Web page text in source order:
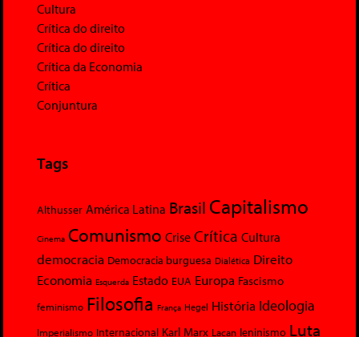
Cultura
Crítica do direito
Crítica do direito
Crítica da Economia
Crítica
Conjuntura
Tags
Althusser América Latina Brasil Capitalismo
Cinema Comunismo Crise Crítica Cultura
democracia Democracia burguesa Dialética Direito
Economia Esquerda Estado EUA Europa Fascismo
feminismo Filosofia França Hegel História Ideologia
Imperialismo Internacional Karl Marx Lacan leninismo Luta